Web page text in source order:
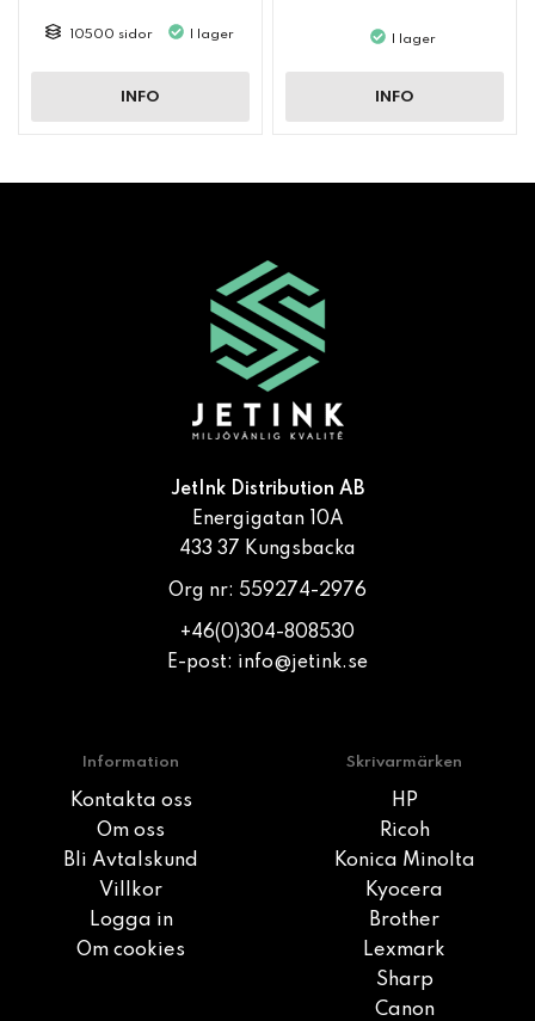
10500 sidor I lager
INFO
I lager
INFO
JetInk Distribution AB
Energigatan 10A
433 37 Kungsbacka
Org nr: 559274-2976
+46(0)304-808530
E-post: info@jetink.se
Information
Kontakta oss
Om oss
Bli Avtalskund
Villkor
Logga in
Om cookies
Skrivarmärken
HP
Ricoh
Konica Minolta
Kyocera
Brother
Lexmark
Sharp
Canon